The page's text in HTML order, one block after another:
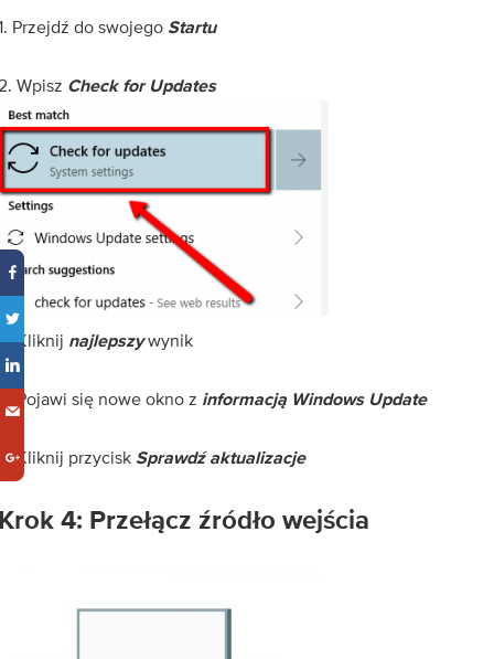
Przejdź do swojego Startu
Wpisz Check for Updates
Kliknij najlepszywynik
Pojawi się nowe okno z informacją Windows Update
Kliknij przycisk Sprawdź aktualizacje
4: Przełącz źródło wejścia